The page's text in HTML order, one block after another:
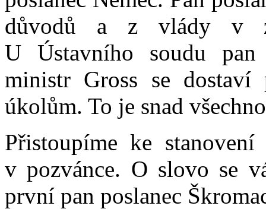
důvodů a z vlády v
U Ústavního soudu pan
ministr Gross se dostaví
úkolům. To je snad
Přistoupíme ke
v pozvánce. O slovo se
první pan poslanec